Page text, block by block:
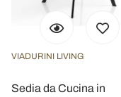
VIADURINI LIVING
Sedia da Cucina in